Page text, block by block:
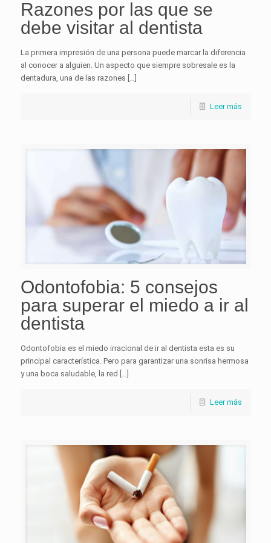
Razones por las que se
debe visitar al dentista
La primera impresión de una persona puede marcar la diferencia
al conocer a alguien. Un aspecto que siempre sobresale es la
dentadura, una de las razones […]
Leer más
Odontofobia: 5 consejos
para superar el miedo a ir al
dentista
Odontofobia es el miedo irracional de ir al dentista esta es su
principal característica. Pero para garantizar una sonrisa hermosa
y una boca saludable, la red […]
Leer más